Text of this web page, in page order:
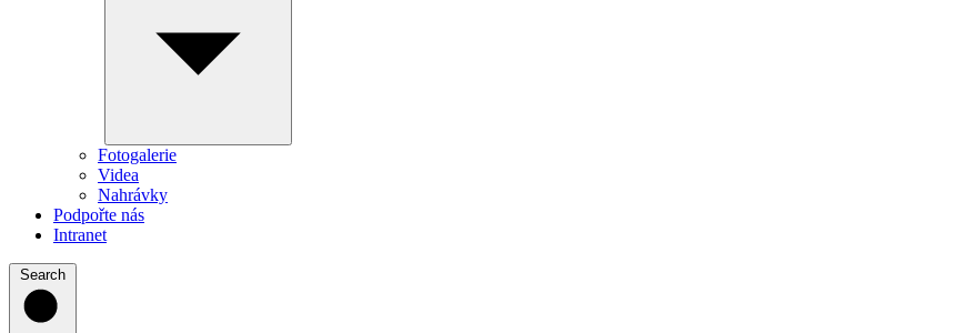
Fotogalerie
Videa
Nahrávky
Podpořte nás
Intranet
Search